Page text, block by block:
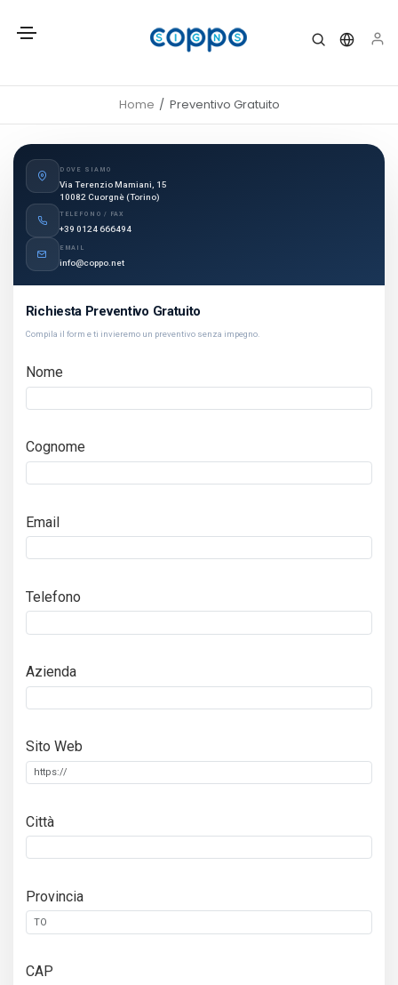
Home Preventivo Gratuito
DOVE SIAMO
Via Terenzio Mamiani, 15
10082 Cuorgnè (Torino)
TELEFONO / FAX
+39 0124 666494
EMAIL
info@coppo.net
Richiesta Preventivo Gratuito
Compila il form e ti invieremo un preventivo senza impegno.
Nome
Cognome
Email
Telefono
Azienda
Sito Web
Città
Provincia
CAP